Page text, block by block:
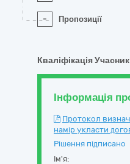
- Пропозиції
Кваліфікація
Інформація
Протокол
намір укласти
Рішення підписано
Ім'я: